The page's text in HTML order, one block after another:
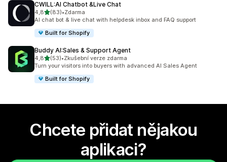
CWILL:AI Chatbot &Live Chat
4,8z 5 hvězd
(83)
Celkový počet recenzí: 83
•Zdarma
AI chat bot & live chat with helpdesk inbox and FAQ support
Built for Shopify
Buddy AI:Sales & Support Agent
4,8z 5 hvězd
(53)
Celkový počet recenzí: 53
•Zkušební verze zdarma
Turn your visitors into buyers with advanced AI Sales Agent
Built for Shopify
Chcete přidat nějakou
aplikaci?